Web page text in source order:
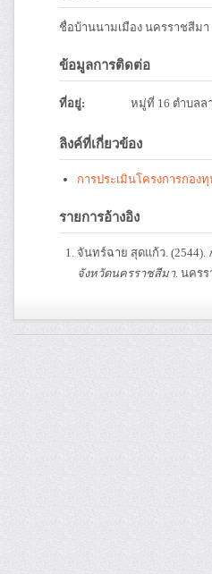
ชื่อบ้านนามเมือง นครราชสีมา
ข้อมูลการติดต่อ
ที่อยู่: หมู่ที่ 16 ตำบลล
ลิงค์ที่เกี่ยวข้อง
การประเมินโครงการกอ
รายการอ้างอิง
จันทร์ฉาย สุดแก้ว. (2544).
จังหวัดนครราชสีมา. นคร